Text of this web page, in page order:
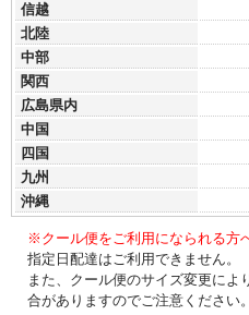
信越
北陸
中部
関西
広島県内
中国
四国
九州
沖縄
※クール便をご利用になられる方
指定日配達はご利用できません。
また、クール便のサイズ変更によ
合がありますのでご注意ください。